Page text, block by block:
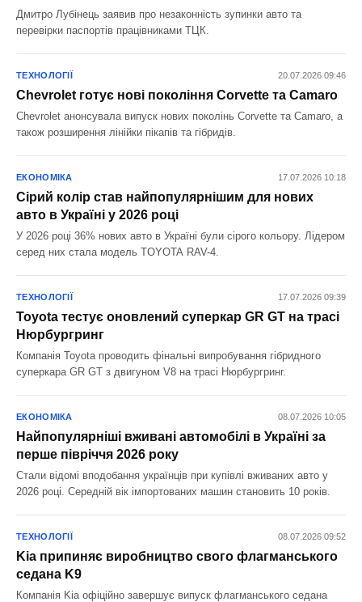
Дмитро Лубінець заявив про незаконність зупинки авто та
перевірки паспортів працівниками ТЦК.
ТЕХНОЛОГІЇ 20.07.2026 09:46
Chevrolet готує нові покоління Corvette та Camaro
Chevrolet анонсувала випуск нових поколінь Corvette та Camaro, а
також розширення лінійки пікапів та гібридів.
ЕКОНОМІКА 17.07.2026 10:18
Сірий колір став найпопулярнішим для нових
авто в Україні у 2026 році
У 2026 році 36% нових авто в Україні були сірого кольору. Лідером
серед них стала модель TOYOTA RAV-4.
ТЕХНОЛОГІЇ 17.07.2026 09:39
Toyota тестує оновлений суперкар GR GT на трасі
Нюрбургринг
Компанія Toyota проводить фінальні випробування гібридного
суперкара GR GT з двигуном V8 на трасі Нюрбургринг.
ЕКОНОМІКА 08.07.2026 10:05
Найпопулярніші вживані автомобілі в Україні за
перше півріччя 2026 року
Стали відомі вподобання українців при купівлі вживаних авто у
2026 році. Середній вік імпортованих машин становить 10 років.
ТЕХНОЛОГІЇ 08.07.2026 09:52
Kia припиняє виробництво свого флагманського
седана K9
Компанія Kia офіційно завершує випуск флагманського седана